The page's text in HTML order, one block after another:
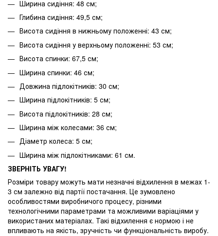
Ширина сидіння: 48 см;
Глибина сидіння: 49,5 см;
Висота сидіння в нижньому положенні: 43 см;
Висота сидіння у верхньому положенні: 53 см;
Висота спинки: 67,5 см;
Ширина спинки: 46 см;
Довжина підлокітників: 30 см;
Ширина підлокітників: 5 см;
Висота підлокітників: 28 см;
Ширина між колесами: 36 см;
Діаметр колеса: 5 см;
Ширина між підлокітниками: 61 см.
ЗВЕРНІТЬ УВАГУ!
Розміри товару можуть мати незначні відхилення в межах 1-
3 см залежно від партії постачання. Це зумовлено
особливостями виробничого процесу, різними
технологічними параметрами та можливими варіаціями у
використаних матеріалах. Такі відхилення є нормою і не
впливають на якість, зручність чи функціональність виробу.